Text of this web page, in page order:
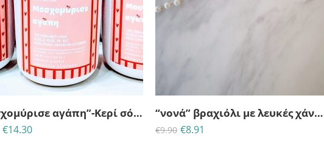
25
ΗΜΈΡΕΣ
06
ΩΡΕΣ
04
MINS
30
ΔΕΥΤ
“Μοσχομύρισε αγάπη”-Κερί σόγιας
€14.30
“νονά” βραχιόλι με λευκές χάντρες
€9.90 €8.91